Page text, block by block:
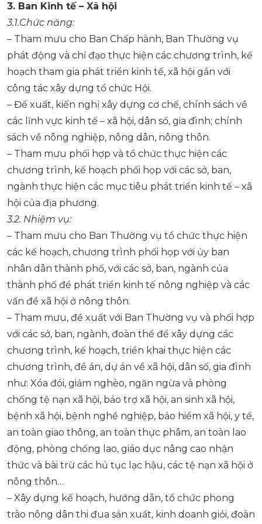
3. Ban Kinh tế – Xã hội
3.1.Chức năng:
– Tham mưu cho Ban Chấp hành, Ban Thường vụ
phát động và chỉ đạo thực hiện các chương trình, kế
hoạch tham gia phát triển kinh tế, xã hội gắn với
công tác xây dựng tổ chức Hội.
– Để xuất, kiến nghị xây dựng cơ chế, chính sách về
các lĩnh vực kinh tế – xã hội, dân số, gia đình; chính
sách về nông nghiệp, nông dân, nông thôn.
– Tham mưu phối hợp và tổ chức thực hiện các
chương trình, kế hoạch phối họp với các sở, ban,
ngành thực hiện các mục tiêu phát triển kinh tế – xã
hội của địa phương.
3.2. Nhiệm vụ:
– Tham mưu cho Ban Thường vụ tổ chức thực hiện
các kế hoạch, chương trình phối họp với ủy ban
nhân dân thành phố, với các sở, ban, ngành của
thành phố để phát triển kinh tế nông nghiệp và các
vấn đề xã hội ở nông thôn.
– Tham mưu, đề xuất với Ban Thường vụ và phối hợp
với các sở, ban, ngành, đoàn thể để xây dựng các
chương trình, kế hoạch, triển khai thực hiện các
chương trình, đề án, dự án về xã hội, dân số, gia đình
như: Xóa đói, giảm nghèo, ngăn ngừa và phòng
chống tệ nạn xã hội, bảo trợ xã hội, an sinh xã hội,
bệnh xã hội, bệnh nghề nghiệp, bảo hiểm xã hội, y tế,
an toàn giao thông, an toàn thực phâm, an toàn lao
động, phòng chống lao, giáo dục nâng cao nhận
thức và bài trừ các hủ tục lạc hậu, các tệ nạn xã hội ở
nông thôn…
– Xây dựng kế hoạch, hướng dẫn, tổ chức phong
trào nông dân thi đua sản xuất, kinh doanh giỏi, đoàn